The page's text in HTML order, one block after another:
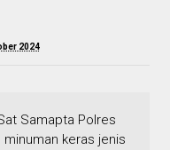
2024
Samapta Polres
keras jenis